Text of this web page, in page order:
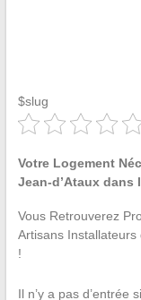
$slug
Votre Logement
Jean-d’Ataux dans
Vous Retrouverez
Artisans Installateurs
!
Il n’y a pas d’entrée